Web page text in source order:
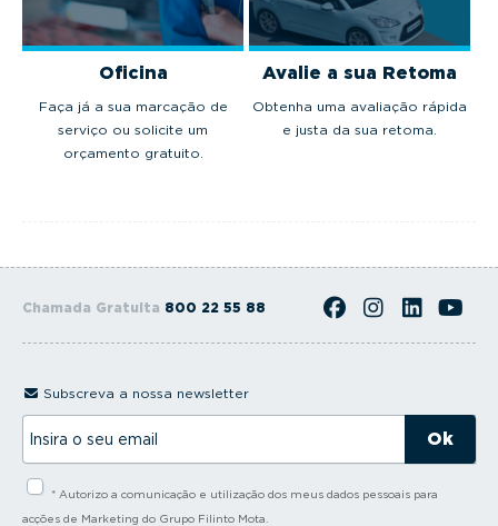
Oficina
Faça já a sua marcação de
serviço ou solicite um
orçamento gratuito.
Avalie a sua Retoma
Obtenha uma avaliação rápida
e justa da sua retoma.
Chamada Gratuita 800 22 55 88
Subscreva a nossa newsletter
s
* Autorizo a comunicação e utilização dos meus dados pessoais para
acções de Marketing do Grupo Filinto Mota.